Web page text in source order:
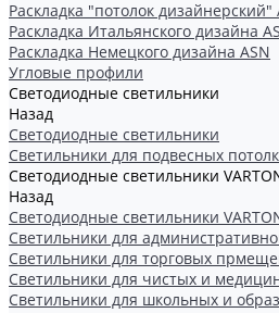
Раскладка "потолок дизайнерский"
Раскладка Итальянского дизайна AS
Раскладка Немецкого дизайна АSN
Угловые профили
Светодиодные светильники
Назад
Светодиодные светильники
Светильники для подвесных
Светодиодные светильники
Назад
Светодиодные светильники
Светильники для
Светильники для торговых
Светильники для чистых и
Светильники для школьных и